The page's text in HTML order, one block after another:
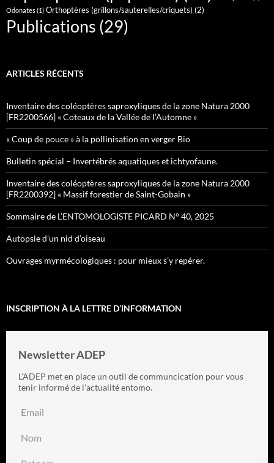
Odonates(1) Orthoptères (grillons/sauterelles/criquets) (2)
Publications (29)
ARTICLES RÉCENTS
Inventaire des coléoptères saproxyliques de la zone Natura 2000
[FR2200566] « Coteaux de la Vallée de l’Automne »
« Coup de pouce » à la pollinisation en verger Bio
Bulletin spécial – Invertébrés aquatiques et ichtyofaune.
Inventaire des coléoptères saproxyliques de la zone Natura 2000
[FR2200392] « Massif forestier de Saint-Gobain »
Sommaire de L’ENTOMOLOGISTE PICARD N° 40, 2025
Autopsie d’un nid d’oiseau
Ouvrages myrmécologiques : pour mieux s’y repérer.
INSCRIPTION À LA LETTRE D’INFORMATION
Newsletter ADEP
L'ADEP met en place un outil de communcication pour vous
tenir informé de l'actualité entomo.